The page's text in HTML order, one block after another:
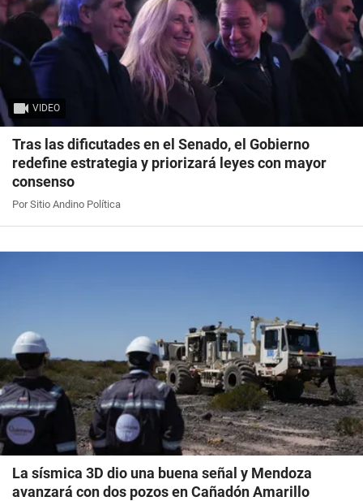
VIDEO
Tras las dificutades en el Senado, el Gobierno
redefine estrategia y priorizará leyes con mayor
consenso
Por Sitio Andino Política
La sísmica 3D dio una buena señal y Mendoza
avanzará con dos pozos en Cañadón Amarillo